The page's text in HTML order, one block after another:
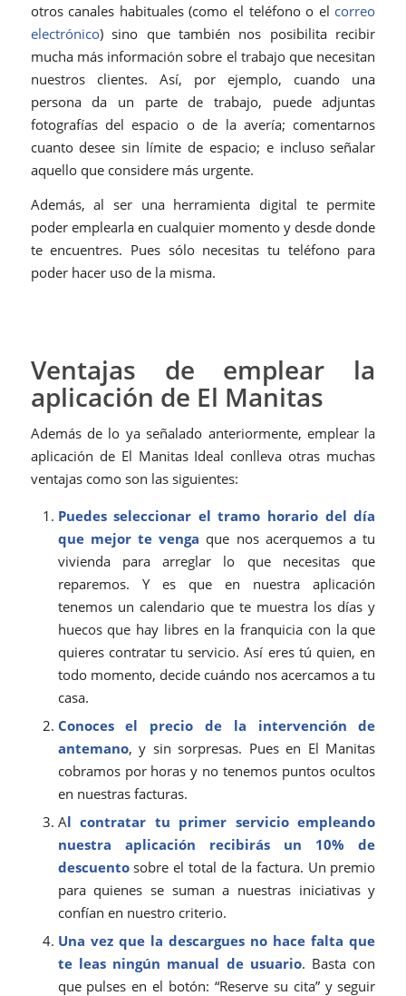
otros canales habituales (como el teléfono o el correo
electrónico) sino que también nos posibilita recibir
mucha más información sobre el trabajo que necesitan
nuestros clientes. Así, por ejemplo, cuando una
persona da un parte de trabajo, puede adjuntas
fotografías del espacio o de la avería; comentarnos
cuanto desee sin límite de espacio; e incluso señalar
aquello que considere más urgente.
Además, al ser una herramienta digital te permite
poder emplearla en cualquier momento y desde donde
te encuentres. Pues sólo necesitas tu teléfono para
poder hacer uso de la misma.
Ventajas de emplear la
aplicación de El Manitas
Además de lo ya señalado anteriormente, emplear la
aplicación de El Manitas Ideal conlleva otras muchas
ventajas como son las siguientes:
Puedes seleccionar el tramo horario del día
que mejor te venga que nos acerquemos a tu
vivienda para arreglar lo que necesitas que
reparemos. Y es que en nuestra aplicación
tenemos un calendario que te muestra los días y
huecos que hay libres en la franquicia con la que
quieres contratar tu servicio. Así eres tú quien, en
todo momento, decide cuándo nos acercamos a tu
casa.
Conoces el precio de la intervención de
antemano, y sin sorpresas. Pues en El Manitas
cobramos por horas y no tenemos puntos ocultos
en nuestras facturas.
Al contratar tu primer servicio empleando
nuestra aplicación recibirás un 10% de
descuentosobre el total de la factura. Un premio
para quienes se suman a nuestras iniciativas y
confían en nuestro criterio.
Una vez que la descargues no hace falta que
te leas ningún manual de usuario. Basta con
que pulses en el botón: “Reserve su cita” y seguir